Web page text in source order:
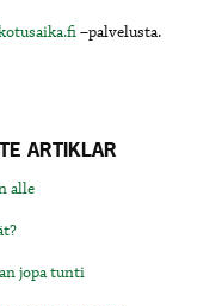
–palvelusta.
ARTIKLAR
alle
jopa tunti